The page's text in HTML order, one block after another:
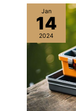
Jan
14
2024